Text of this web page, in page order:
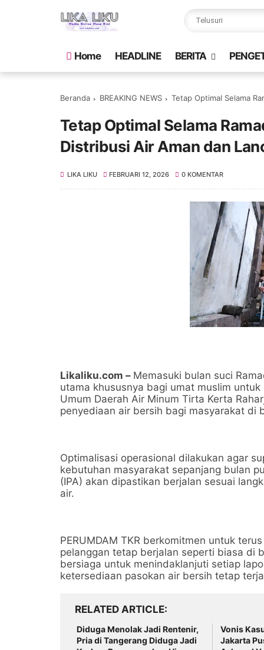
Home HEADLINE BERITA
Beranda BREAKING NEWS Tetap Optimal Selama
Tetap Optimal Selama
Distribusi Air Aman dan
LIKA LIKU FEBRUARI 12, 2026 0 KOMENTAR
Likaliku.com – Memasuki bulan suci
utama khususnya bagi umat muslim untuk
Umum Daerah Air Minum Tirta Kerta
penyediaan air bersih bagi masyarakat di
Optimalisasi operasional dilakukan agar
kebutuhan masyarakat sepanjang bulan
(IPA) akan dipastikan berjalan sesuai
air.
PERUMDAM TKR berkomitmen untuk
pelanggan tetap berjalan seperti biasa di
bersiaga untuk menindaklanjuti setiap
ketersediaan pasokan air bersih tetap
RELATED ARTICLE
Diduga Menolak Jadi Rentenir,
Pria di Tangerang Diduga Jadi
Vonis
Jakarta